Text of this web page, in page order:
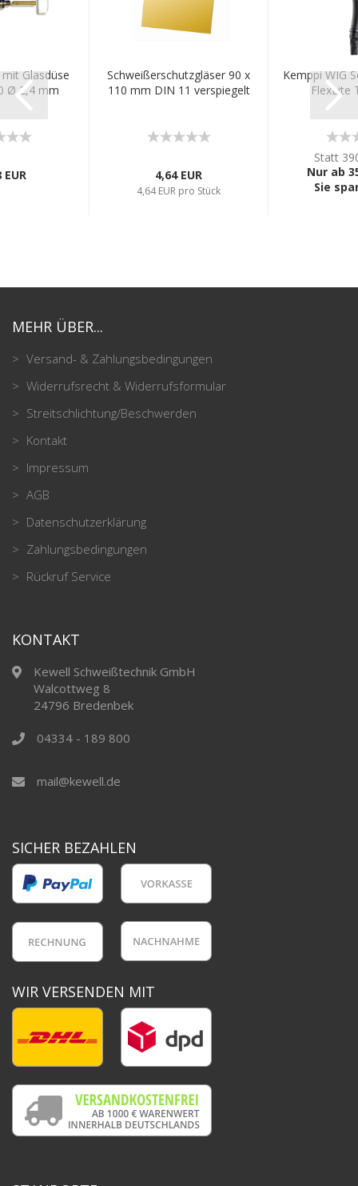
Glasdüse
Ø 2,4 mm
EUR
Schweißerschutzgläser 90 x
110 mm DIN 11 verspiegelt
4,64 EUR
4,64 EUR pro Stück
Kemppi WIG
FlexLite
Statt
Nur ab
Sie
MEHR ÜBER...
Versand- & Zahlungsbedingungen
Widerrufsrecht & Widerrufsformular
Streitschlichtung/Beschwerden
Kontakt
Impressum
AGB
Datenschutzerklärung
Zahlungsbedingungen
Rückruf Service
KONTAKT
Kewell Schweißtechnik GmbH
Walcottweg 8
24796 Bredenbek
04334 - 189 800
mail@kewell.de
SICHER BEZAHLEN
WIR VERSENDEN MIT